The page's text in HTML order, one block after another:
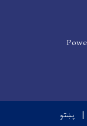
پښتو